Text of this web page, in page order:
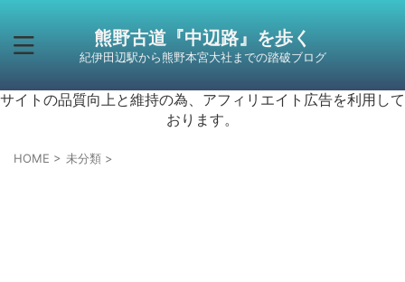
熊野古道『中辺路』を歩く
紀伊田辺駅から熊野本宮大社までの踏破ブログ
サイトの品質向上と維持の為、アフィリエイト広告を利用して
おります。
HOME > 未分類 >